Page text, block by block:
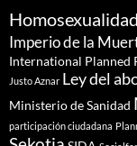
Homosexualidad
Imperio de la
International Planned
Justo Aznar Ley del
Ministerio de Sanidad
participación ciudadana